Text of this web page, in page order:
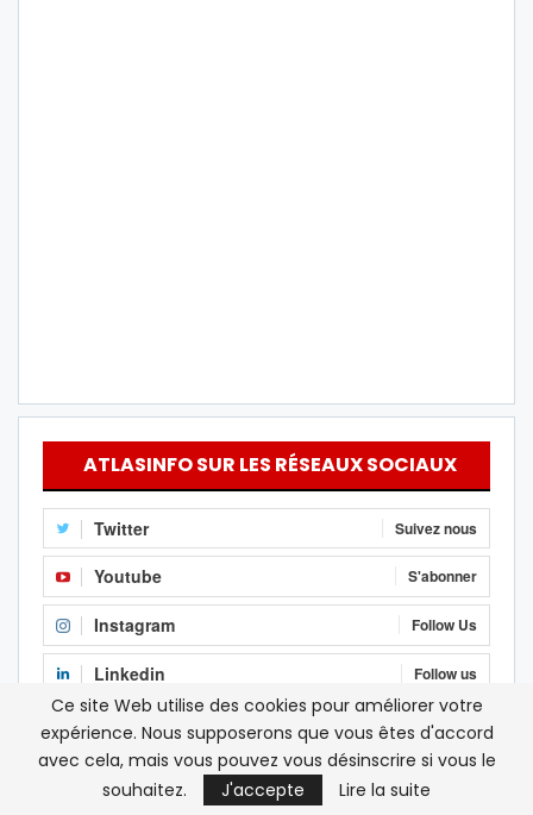
ATLASINFO SUR LES RÉSEAUX SOCIAUX
Twitter Suivez nous
Youtube S'abonner
Instagram Follow Us
Linkedin Follow us
S'abonner
Facebook J'aime
Ce site Web utilise des cookies pour améliorer votre
expérience. Nous supposerons que vous êtes d'accord
avec cela, mais vous pouvez vous désinscrire si vous le
souhaitez.
J'accepte Lire la suite